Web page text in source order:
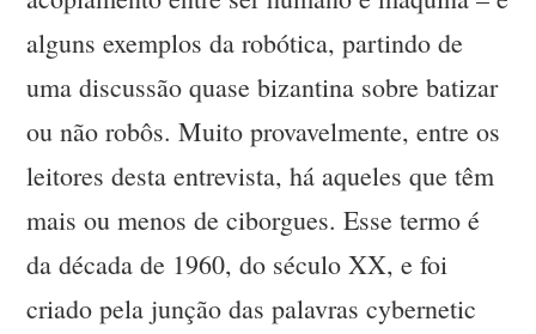
alguns exemplos da robótica, partindo de
uma discussão quase bizantina sobre batizar
ou não robôs. Muito provavelmente, entre os
leitores desta entrevista, há aqueles que têm
mais ou menos de ciborgues. Esse termo é
da década de 1960, do século XX, e foi
criado pela junção das palavras cybernetic